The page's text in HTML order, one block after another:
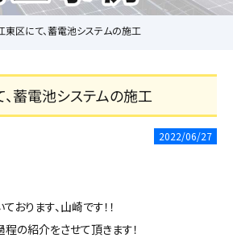
東区にて、蓄電池システムの施工
蓄電池システムの施工
2022/06/27
おります、山崎です！！
の紹介をさせて頂きます！